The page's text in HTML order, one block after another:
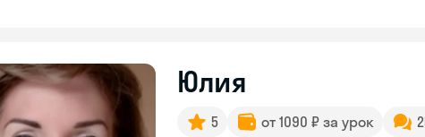
Юлия
5 от 1090 ₽ за урок